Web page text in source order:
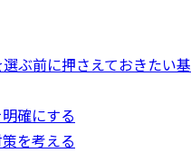
ぶ前に押さえておきたい基
確にする
を考える